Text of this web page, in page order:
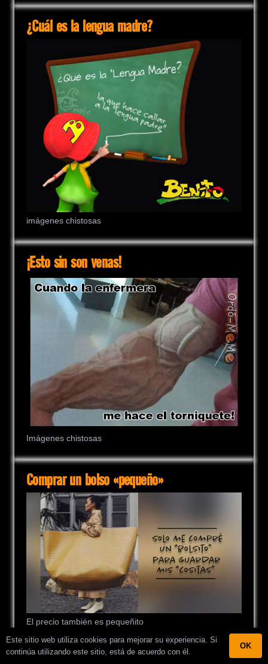
¿Cuál es la lengua madre?
imágenes chistosas
¡Esto sin son venas!
Imágenes chistosas
Comprar un bolso «pequeño»
El precio también es pequeñito
Este sitio web utiliza cookies para mejorar su experiencia. Si
continúa utilizando este sitio, está de acuerdo con él.
OK